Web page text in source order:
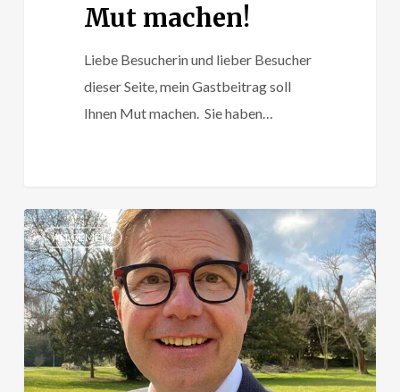
Mut machen!
Liebe Besucherin und lieber Besucher
dieser Seite, mein Gastbeitrag soll
Ihnen Mut machen. Sie haben…
Interview:
Mein
Leben
bewegt
sich
zwischen
ernst
ALLGEMEIN